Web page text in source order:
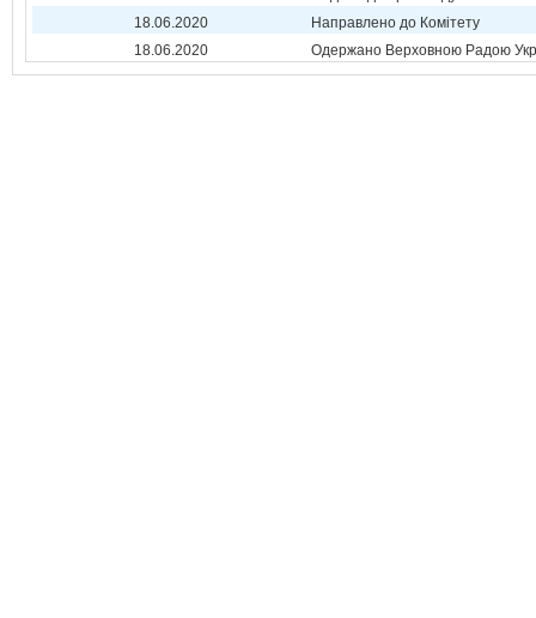
18.06.2020
Направлено до Комітету
18.06.2020
Одержано Верховною Радою